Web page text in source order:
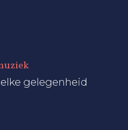
gelegenheid